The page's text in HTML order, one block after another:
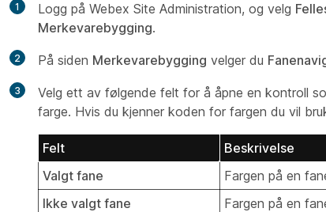
1 Logg på Webex Site Administration, og velg
Merkevarebygging.
2 På siden Merkevarebygging velger du
3
Velg ett av følgende felt for å åpne en kontroll
farge. Hvis du kjenner koden for fargen du vil
Felt
Beskrivelse
Valgt fane
Fargen på en
Ikke valgt fane
Fargen på en